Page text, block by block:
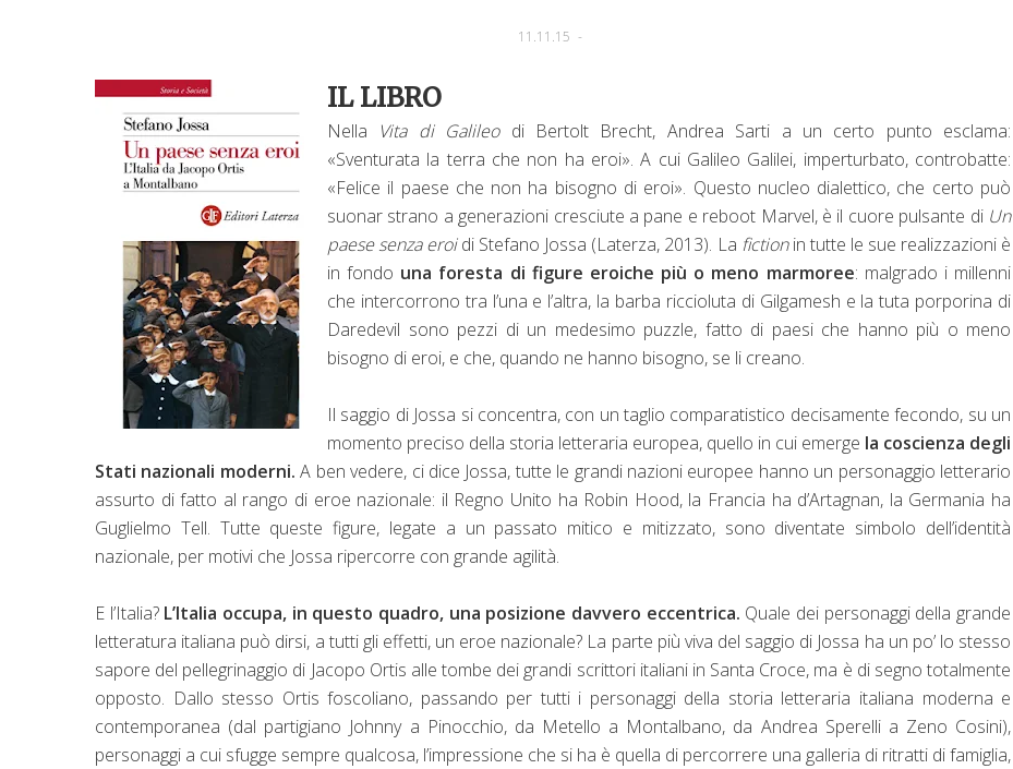
11.11.15 -
IL LIBRO
Nella Vita di Galileodi Bertolt Brecht, Andrea Sarti a un certo punto esclama:
«Sventurata la terra che non ha eroi». A cui Galileo Galilei, imperturbato, controbatte:
«Felice il paese che non ha bisogno di eroi». Questo nucleo dialettico, che certo può
suonar strano a generazioni cresciute a pane e reboot Marvel, è il cuore pulsante di Un
paese senza eroidi Stefano Jossa (Laterza, 2013). La fictionin tutte le sue realizzazioni è
in fondo una foresta di figure eroiche più o meno marmoree: malgrado i millenni
che intercorrono tra l’una e l’altra, la barba riccioluta di Gilgamesh e la tuta porporina di
Daredevil sono pezzi di un medesimo puzzle, fatto di paesi che hanno più o meno
bisogno di eroi, e che, quando ne hanno bisogno, se li creano.
Il saggio di Jossa si concentra, con un taglio comparatistico decisamente fecondo, su un
momento preciso della storia letteraria europea, quello in cui emerge la coscienza degli
Stati nazionali moderni. A ben vedere, ci dice Jossa, tutte le grandi nazioni europee hanno un personaggio letterario
assurto di fatto al rango di eroe nazionale: il Regno Unito ha Robin Hood, la Francia ha d’Artagnan, la Germania ha
Guglielmo Tell. Tutte queste figure, legate a un passato mitico e mitizzato, sono diventate simbolo dell’identità
nazionale, per motivi che Jossa ripercorre con grande agilità.
E l’Italia? L’Italia occupa, in questo quadro, una posizione davvero eccentrica. Quale dei personaggi della grande
letteratura italiana può dirsi, a tutti gli effetti, un eroe nazionale? La parte più viva del saggio di Jossa ha un po’ lo stesso
sapore del pellegrinaggio di Jacopo Ortis alle tombe dei grandi scrittori italiani in Santa Croce, ma è di segno totalmente
opposto. Dallo stesso Ortis foscoliano, passando per tutti i personaggi della storia letteraria italiana moderna e
contemporanea (dal partigiano Johnny a Pinocchio, da Metello a Montalbano, da Andrea Sperelli a Zeno Cosini),
personaggi a cui sfugge sempre qualcosa, l’impressione che si ha è quella di percorrere una galleria di ritratti di famiglia,